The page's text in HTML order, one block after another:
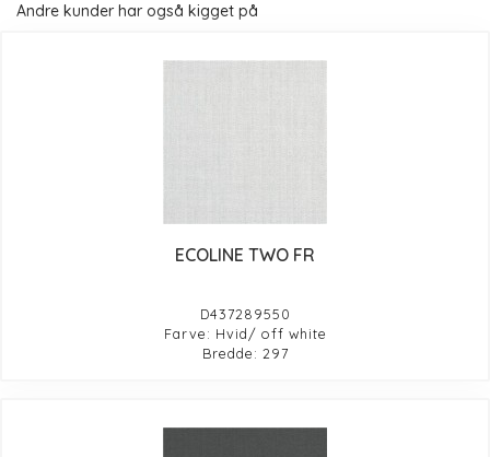
Andre kunder har også kigget på
ECOLINE TWO FR
D437289550
Farve: Hvid/ off white
Bredde: 297